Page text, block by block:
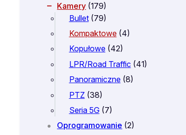
Kamery (179)
Bullet(79)
Kompaktowe(4)
Kopułowe (42)
LPR/Road Traffic (41)
Panoramiczne (8)
PTZ (38)
Seria 5G(7)
Oprogramowanie (2)